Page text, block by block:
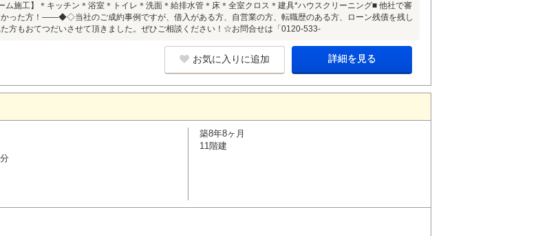
ム施工】＊キッチン＊浴室＊トイレ＊洗面＊給排水管＊床＊全室クロス＊建具*ハウスクリーニング■ 他社で審
った方！――◆◇当社のご成約事例ですが、借入がある方、自営業の方、転職歴のある方、ローン残債を残し
方もおてつだいさせて頂きました。ぜひご相談ください！☆お問合せは「0120-533-
お気に入りに追加 詳細を見る
築8年8ヶ月
11階建